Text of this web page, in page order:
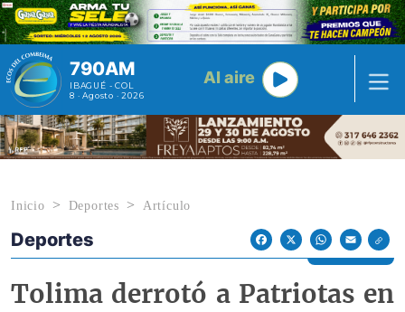
Pasar al contenido principal
790AM
IBAGUÉ - COL
8 · Agosto · 2026
Al aire
Inicio Deportes Artículo
Econoticias y Eventos
Deportes
FacebookX WhatsAppEmail
Tolima derrotó a Patriotas en